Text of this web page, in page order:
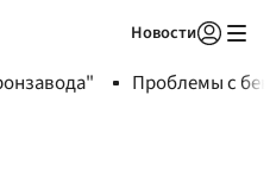
Новости
Проблемы с